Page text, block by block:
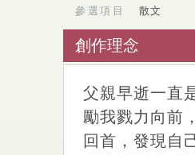
參選項目 散文
創作理念
父親早逝一直
勵我戮力向前
回首，發現自